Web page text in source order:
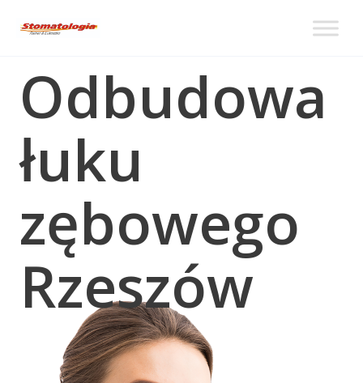
Odbudowa
łuku
zębowego
Rzeszów